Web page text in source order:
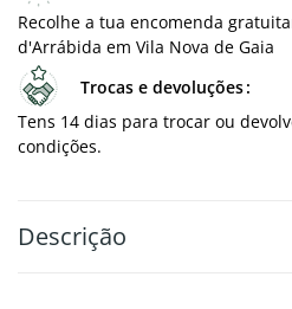
Recolhe a tua encomenda
d'Arrábida em Vila Nova de Gaia
Trocas e devoluções
Tens 14 dias para trocar ou
condições.
Descrição